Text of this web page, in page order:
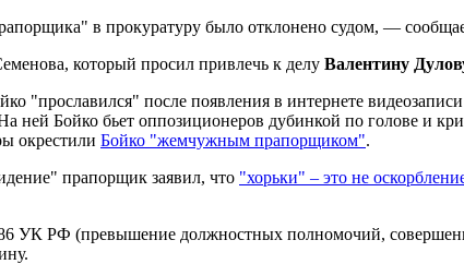
в прокуратуру было отклонено судом, —
который просил привлечь к делу Валентину
"прославился" после появления в интернете
ней Бойко бьет оппозиционеров дубинкой по голове и
окрестили Бойко "жемчужным прапорщиком".
прапорщик заявил, что "хорьки" – это не
УК РФ (превышение должностных полномочий,